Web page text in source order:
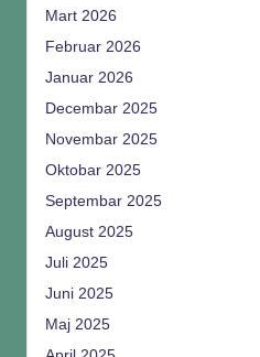
Mart 2026
Februar 2026
Januar 2026
Decembar 2025
Novembar 2025
Oktobar 2025
Septembar 2025
August 2025
Juli 2025
Juni 2025
Maj 2025